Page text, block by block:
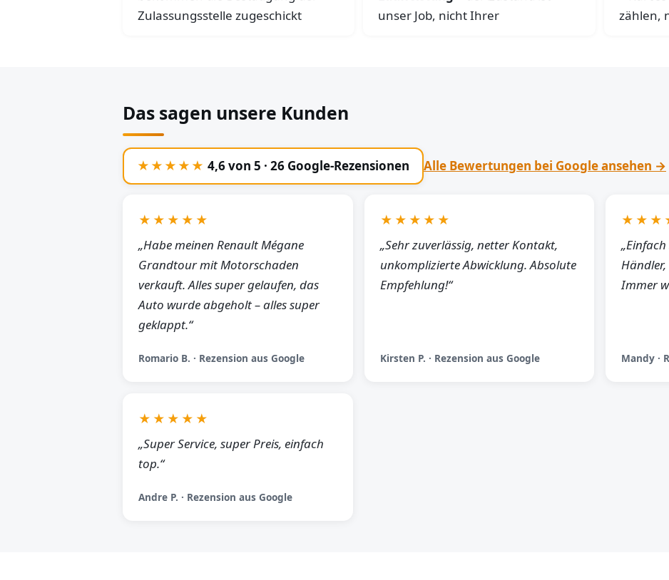
Zulassungsstelle zugeschickt
unser Job, nicht Ihrer
zählen,
Das sagen unsere Kunden
★★★★★ 4,6 von 5 · 26 Google-Rezensionen Alle Bewertungen bei Google ansehen →
★★★★★
„Habe meinen Renault Mégane
Grandtour mit Motorschaden
verkauft. Alles super gelaufen, das
Auto wurde abgeholt – alles super
geklappt.“
Romario B. · Rezension aus Google
★★★★★
„Sehr zuverlässig, netter Kontakt,
unkomplizierte Abwicklung. Absolute
Empfehlung!“
Kirsten P. · Rezension aus Google
Immer
Mandy ·
★★★★★
„Super Service, super Preis, einfach
top.“
Andre P. · Rezension aus Google